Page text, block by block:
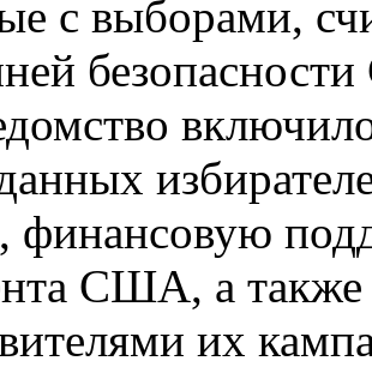
с выборами,
финансовую
США, а также
их